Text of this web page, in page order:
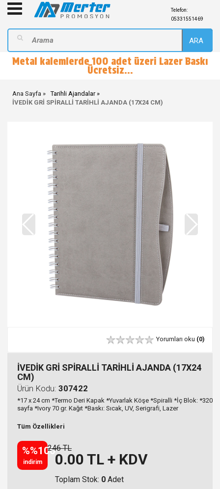
Telefon:
05331551469
ARA
Metal kalemlerde 100 adet üzeri Lazer Baskı
Ücretsiz...
Ana Sayfa
Tarihli Ajandalar
İVEDİK GRİ SPİRALLİ TARİHLİ AJANDA (17X24 CM)
Yorumları oku (0)
İVEDİK GRİ SPİRALLİ TARİHLİ AJANDA (17X24
CM)
Ürün Kodu: 307422
*17 x 24 cm *Termo Deri Kapak *Yuvarlak Köşe *Spiralli *İç Blok: *320
sayfa *Ivory 70 gr. Kağıt *Baskı: Sıcak, UV, Serigrafi, Lazer
Tüm Özellikleri
%%100
indirim
246 TL
0.00 TL + KDV
Toplam Stok: 0 Adet